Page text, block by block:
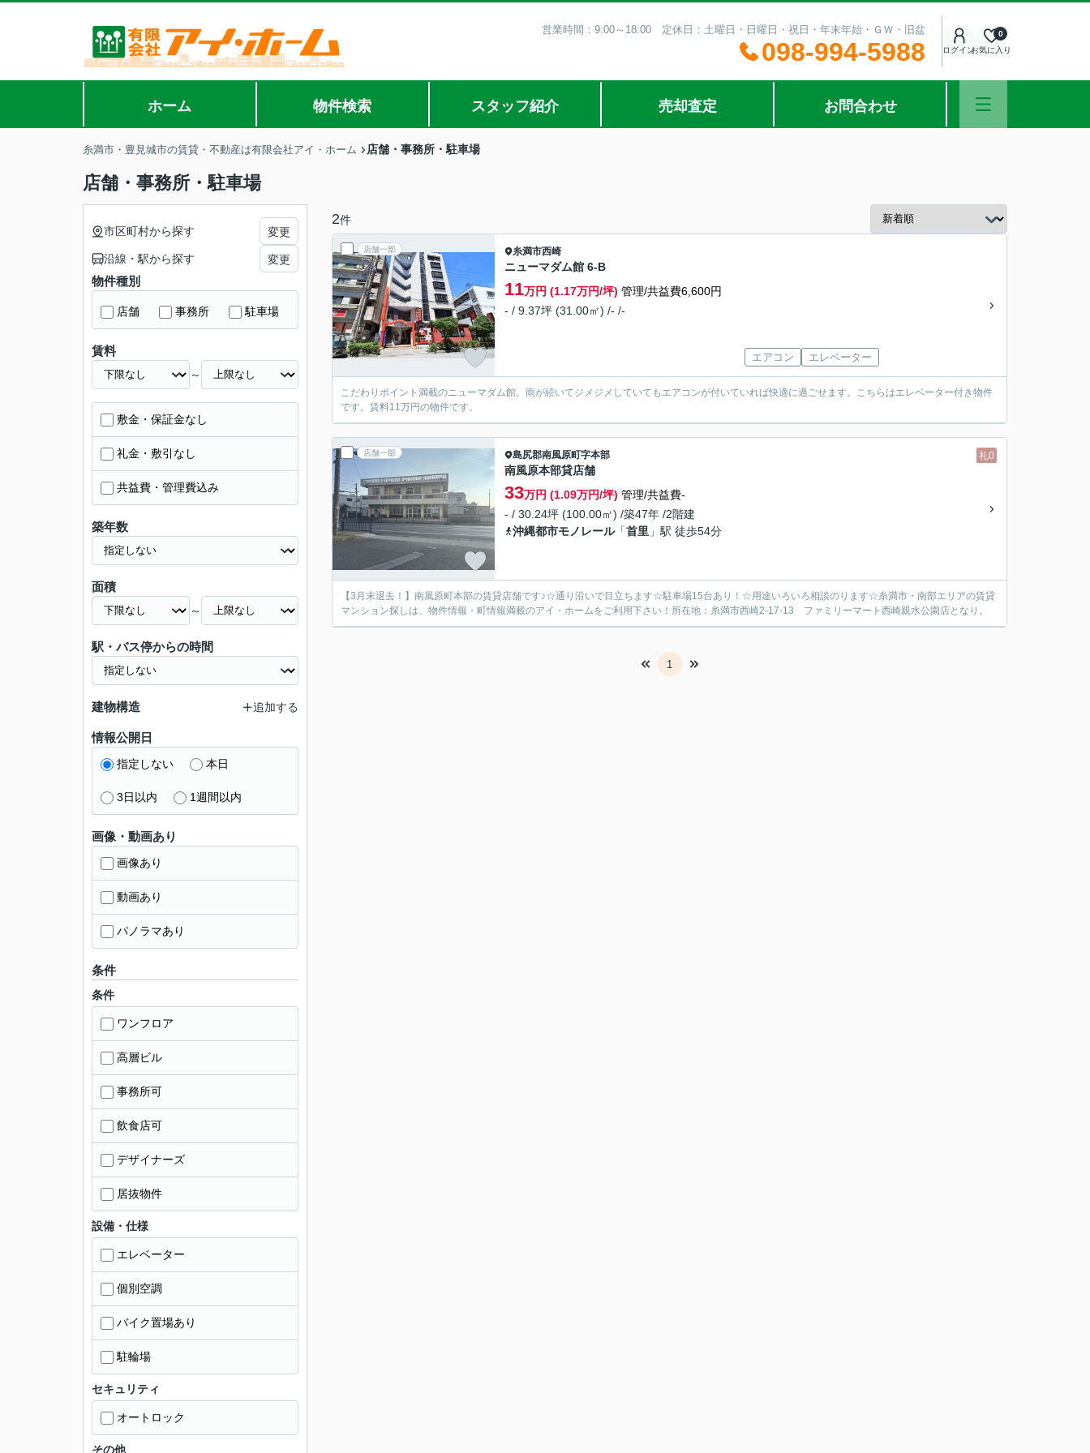
営業時間：9:00～18:00 定休日：土曜日・日曜日・祝日・年末年始・ＧＷ・旧盆
098-994-5988 ログインお気に入り
0
ホーム 物件検索 スタッフ紹介 売却査定 お問合わせ
糸満市・豊見城市の賃貸・不動産は有限会社アイ・ホーム 店舗・事務所・駐車場
店舗・事務所・駐車場
2件
店舗一部 糸満市西崎
ニューマダム館 6-B
11万円 (1.17万円/坪) 管理/共益費6,600円
- / 9.37坪 (31.00㎡) /- /-
エアコン エレベーター
こだわりポイント満載のニューマダム館。雨が続いてジメジメしていてもエアコンが付いていれば快適に過ごせます。こちらはエレベーター付き物件
です。賃料11万円の物件です。
店舗一部 礼0
島尻郡南風原町字本部
南風原本部貸店舗
33万円 (1.09万円/坪) 管理/共益費-
- / 30.24坪 (100.00㎡) /築47年 /2階建
沖縄都市モノレール「首里 」駅 徒歩54分
【3月末退去！】南風原町本部の賃貸店舗です♪☆通り沿いで目立ちます☆駐車場15台あり！☆用途いろいろ相談のります☆糸満市・南部エリアの賃貸
マンション探しは、物件情報・町情報満載のアイ・ホームをご利用下さい！所在地：糸満市西崎2-17-13 ファミリーマート西崎親水公園店となり。
1
市区町村から探す 変更
沿線・駅から探す 変更
物件種別
店舗 事務所 駐車場
賃料
～
敷金・保証金なし
礼金・敷引なし
共益費・管理費込み
築年数
面積
～
駅・バス停からの時間
建物構造 追加する
情報公開日
指定しない 本日
3日以内 1週間以内
画像・動画あり
画像あり
動画あり
パノラマあり
条件
条件
ワンフロア
高層ビル
事務所可
飲食店可
デザイナーズ
居抜物件
設備・仕様
エレベーター
個別空調
バイク置場あり
駐輪場
セキュリティ
オートロック
その他